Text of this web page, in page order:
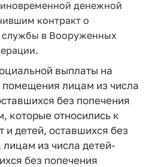
денежной
контракт о
в Вооруженных
выплаты на
лицам из числа
без попечения
которые относились к
и детей, оставшихся без
из числа детей-
без попечения